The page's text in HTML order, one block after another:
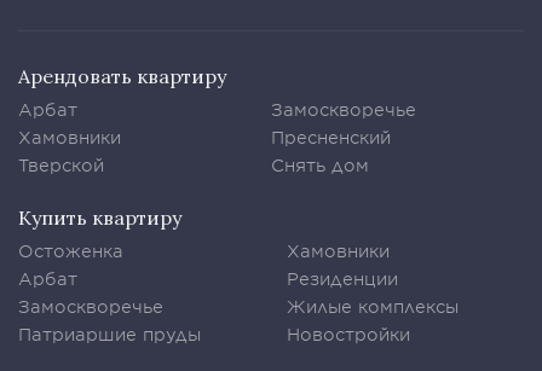
Арендовать квартиру
Арбат
Хамовники
Тверской
Замоскворечье
Пресненский
Снять дом
Купить квартиру
Остоженка
Арбат
Замоскворечье
Патриаршие пруды
Хамовники
Резиденции
Жилые комплексы
Новостройки